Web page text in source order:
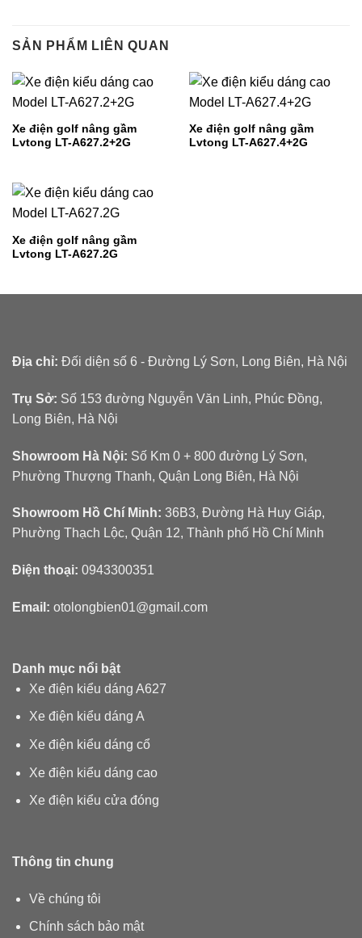
SẢN PHẨM LIÊN QUAN
Xe điện golf nâng gầm
Lvtong LT-A627.2+2G
Xe điện golf nâng gầm
Lvtong LT-A627.4+2G
Xe điện golf nâng gầm
Lvtong LT-A627.2G
Địa chỉ: Đối diện số 6 - Đường Lý Sơn, Long Biên, Hà Nội
Trụ Sở: Số 153 đường Nguyễn Văn Linh, Phúc Đồng,
Long Biên, Hà Nội
Showroom Hà Nội: Số Km 0 + 800 đường Lý Sơn,
Phường Thượng Thanh, Quận Long Biên, Hà Nội
Showroom Hồ Chí Minh: 36B3, Đường Hà Huy Giáp,
Phường Thạch Lộc, Quận 12, Thành phố Hồ Chí Minh
Điện thoại: 0943300351
Email: otolongbien01@gmail.com
Danh mục nổi bật
Xe điện kiểu dáng A627
Xe điện kiểu dáng A
Xe điện kiểu dáng cổ
Xe điện kiểu dáng cao
Xe điện kiểu cửa đóng
Thông tin chung
Về chúng tôi
Chính sách bảo mật